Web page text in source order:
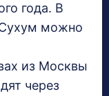
года. В
можно
из Москвы
через